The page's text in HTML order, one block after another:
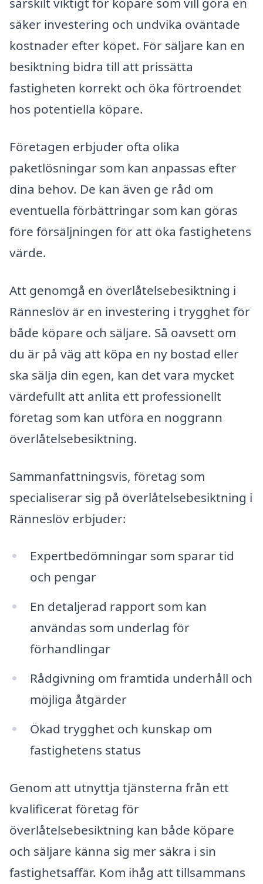
säker investering och undvika oväntade
kostnader efter köpet. För säljare kan en
besiktning bidra till att prissätta
fastigheten korrekt och öka förtroendet
hos potentiella köpare.
Företagen erbjuder ofta olika
paketlösningar som kan anpassas efter
dina behov. De kan även ge råd om
eventuella förbättringar som kan göras
före försäljningen för att öka fastighetens
värde.
Att genomgå en överlåtelsebesiktning i
Ränneslöv är en investering i trygghet för
både köpare och säljare. Så oavsett om
du är på väg att köpa en ny bostad eller
ska sälja din egen, kan det vara mycket
värdefullt att anlita ett professionellt
företag som kan utföra en noggrann
överlåtelsebesiktning.
Sammanfattningsvis, företag som
specialiserar sig på överlåtelsebesiktning i
Ränneslöv erbjuder:
Expertbedömningar som sparar tid
och pengar
En detaljerad rapport som kan
användas som underlag för
förhandlingar
Rådgivning om framtida underhåll och
möjliga åtgärder
Ökad trygghet och kunskap om
fastighetens status
Genom att utnyttja tjänsterna från ett
kvalificerat företag för
överlåtelsebesiktning kan både köpare
och säljare känna sig mer säkra i sin
fastighetsaffär. Kom ihåg att tillsammans